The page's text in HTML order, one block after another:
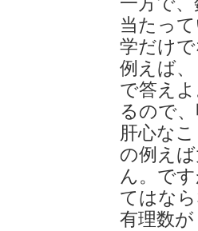
当たっ
学だけ
例えば
で答え
るので
肝心な
の例え
ん。で
てはな
有理数